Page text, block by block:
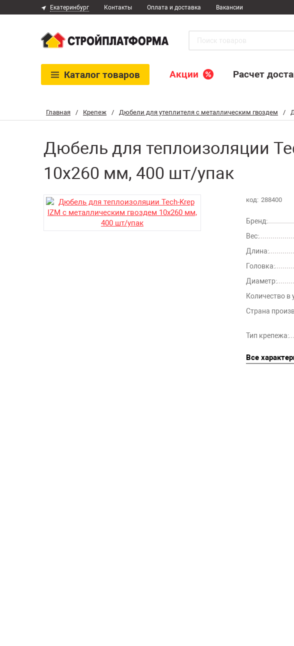
Главная / Крепеж / Дюбели для утеплителя с металлическим гвоздем /
Дюбель для теплоизоляции
10х260 мм, 400 шт/упак
код: 288400
Бренд:
Вес:
Длина:
Головка:
Диаметр:
Количество в
Страна
Тип крепежа:
Все
Екатеринбург Контакты Оплата и доставка Вакансии
Каталог товаров Акции Расчет